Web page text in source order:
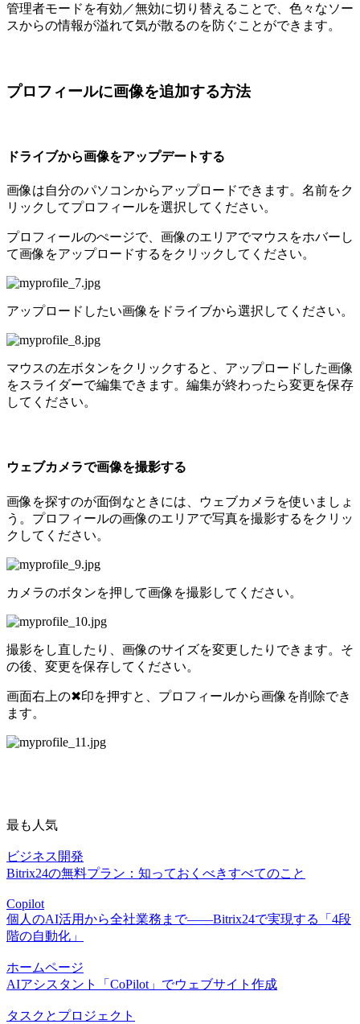
管理者モードを有効／無効に切り替えることで、色々なソー
スからの情報が溢れて気が散るのを防ぐことができます。
プロフィールに画像を追加する方法
ドライブから画像をアップデートする
画像は自分のパソコンからアップロードできます。名前をク
リックしてプロフィールを選択してください。
プロフィールのぺージで、画像のエリアでマウスをホバーし
て画像をアップロードするをクリックしてください。
アップロードしたい画像をドライブから選択してください。
マウスの左ボタンをクリックすると、アップロードした画像
をスライダーで編集できます。編集が終わったら変更を保存
してください。
ウェブカメラで画像を撮影する
画像を探すのが面倒なときには、ウェブカメラを使いましょ
う。プロフィールの画像のエリアで写真を撮影するをクリッ
クしてください。
カメラのボタンを押して画像を撮影してください。
撮影をし直したり、画像のサイズを変更したりできます。そ
の後、変更を保存してください。
画面右上の✖印を押すと、プロフィールから画像を削除でき
ます。
最も人気
ビジネス開発
Bitrix24の無料プラン：知っておくべきすべてのこと
Copilot
個人のAI活用から全社業務まで――Bitrix24で実現する「4段
階の自動化」
ホームページ
AIアシスタント「CoPilot」でウェブサイト作成
タスクとプロジェクト